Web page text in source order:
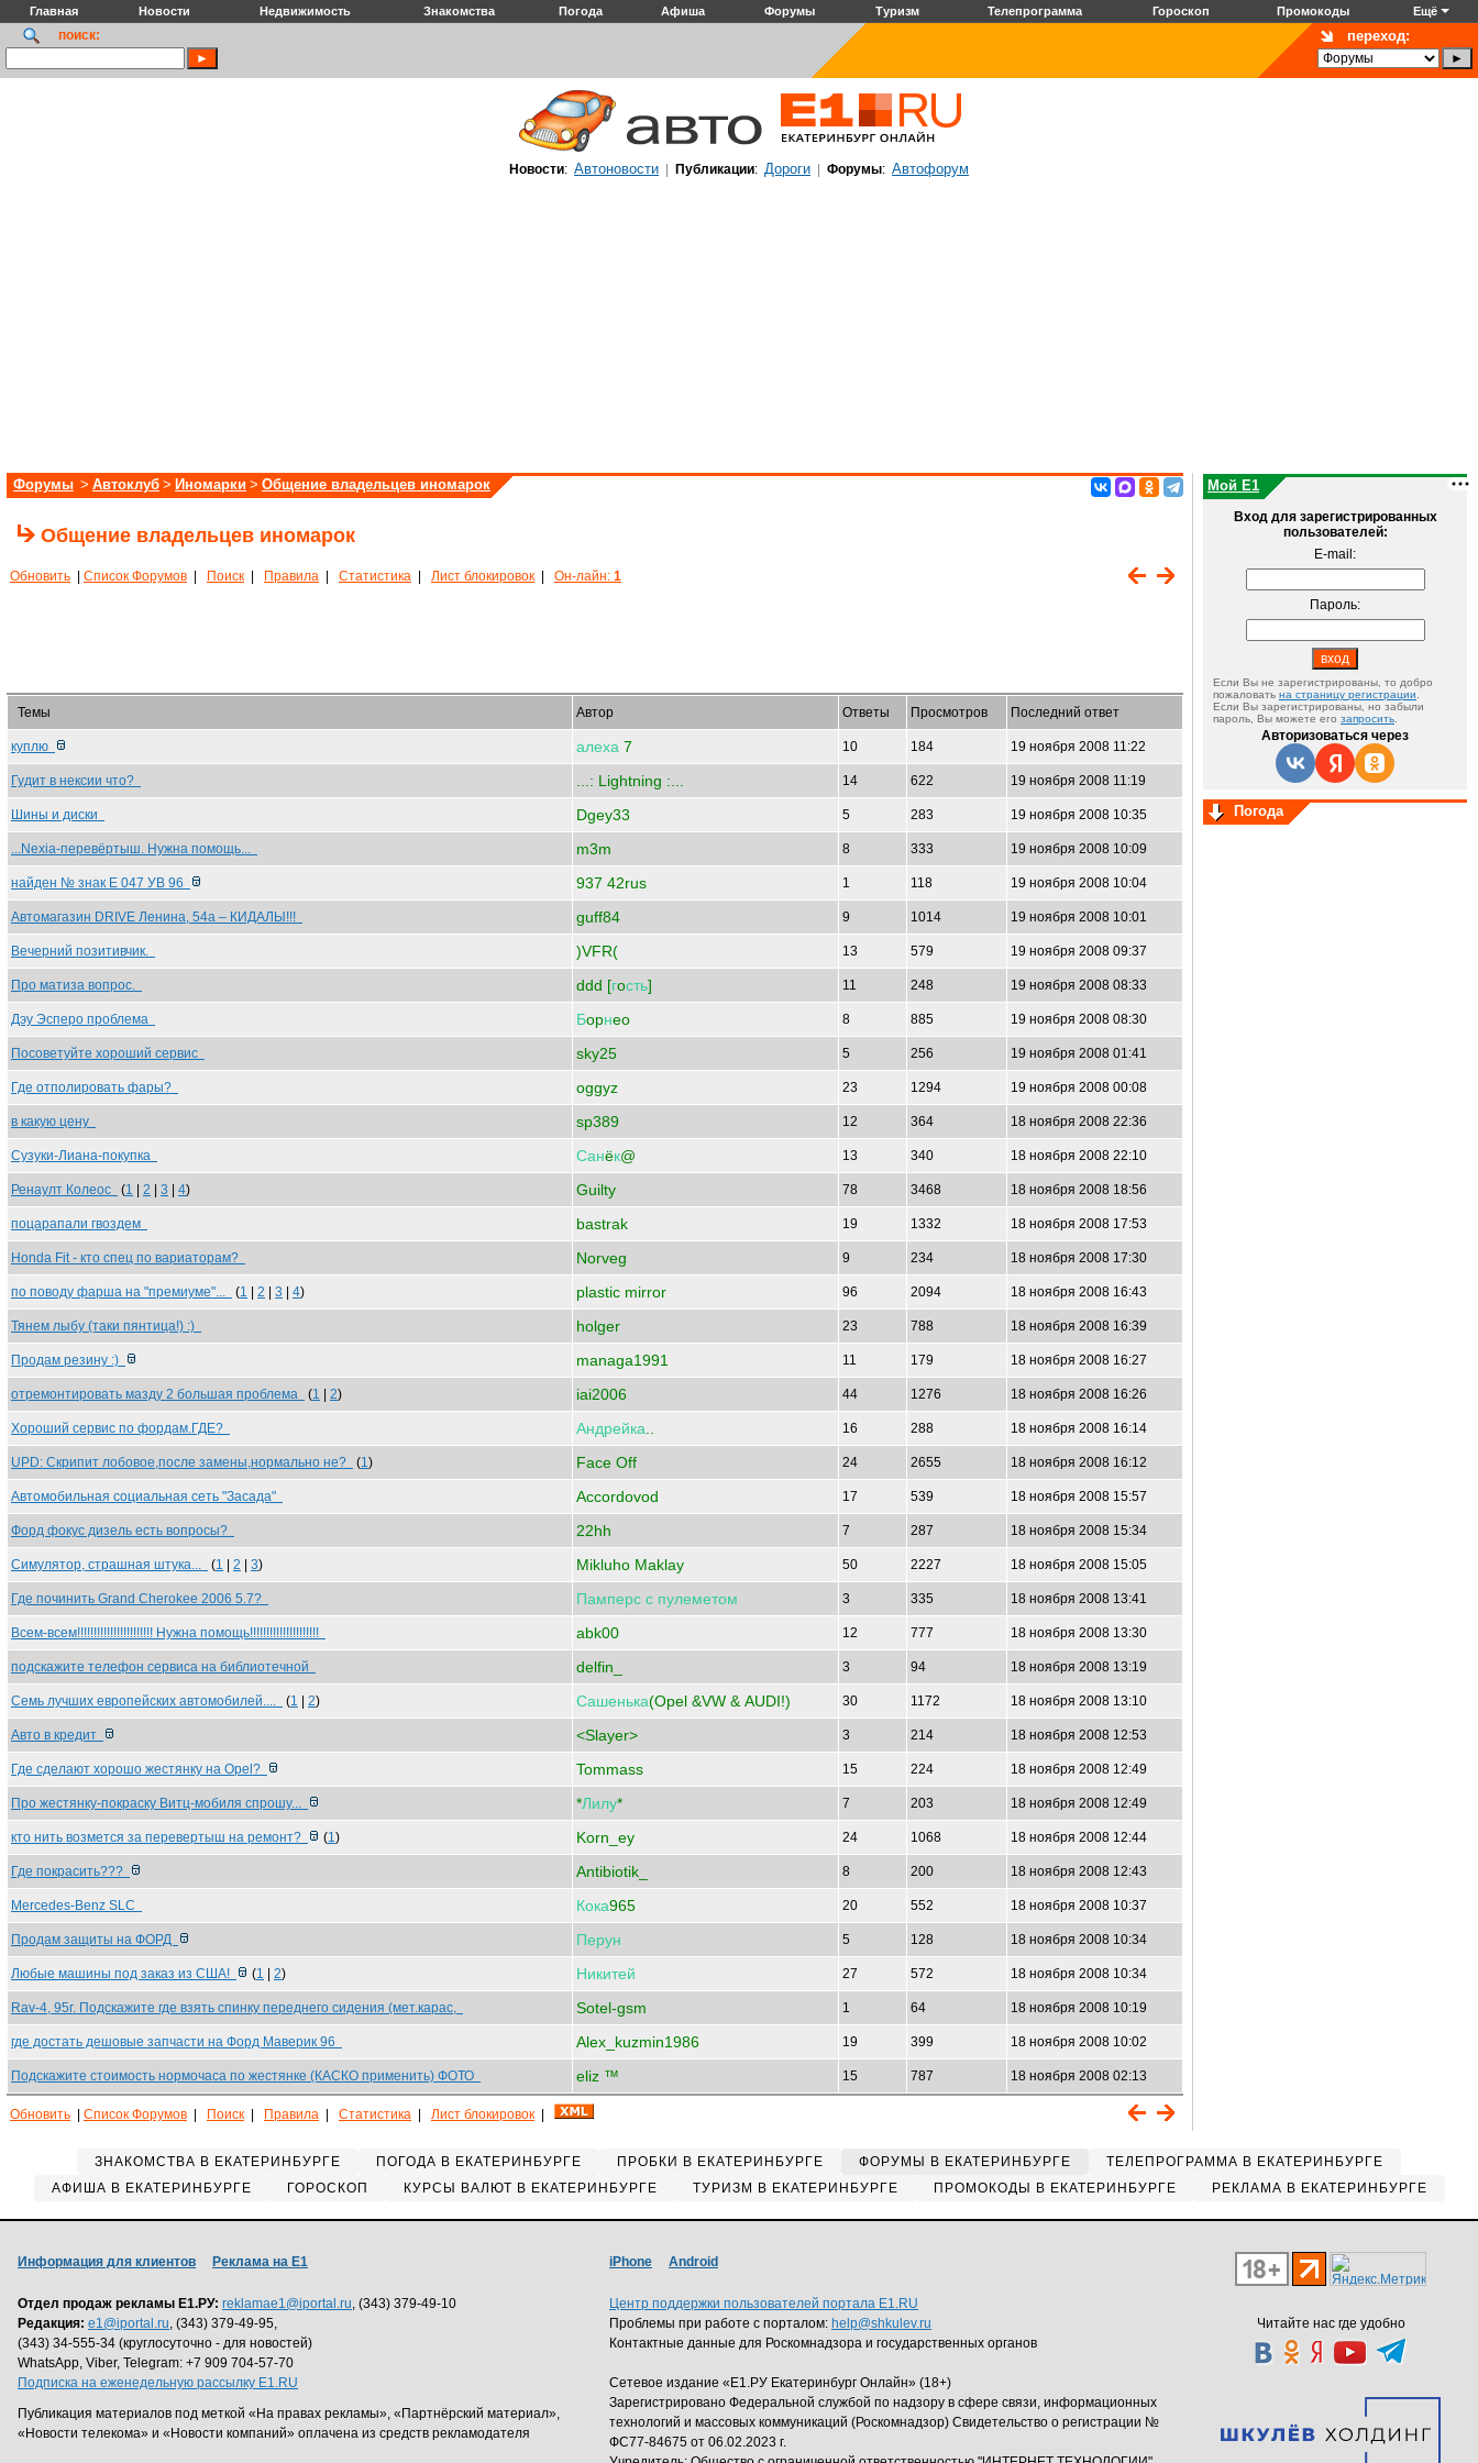
Главная Новости Недвижимость Знакомства Погода Афиша Форумы Туризм Телепрограмма Гороскоп Промокоды Ещё
поиск: переход:
Новости: Автоновости Публикации: Дороги Форумы: Автофорум
Форумы > Автоклуб > Иномарки > Общение владельцев иномарок
Общение владельцев иномарок
Обновить Список Форумов Поиск Правила Статистика Лист блокировок Он-лайн: 1
Темы Автор Ответы Просмотров Последний ответ
куплю алеха 7 10 184 19 ноября 2008 11:22
Гудит в нексии что? ...: Lightning :... 14 622 19 ноября 2008 11:19
Шины и диски Dgey33 5 283 19 ноября 2008 10:35
...Nexia-перевёртыш. Нужна помощь... m3m 8 333 19 ноября 2008 10:09
найден № знак Е 047 УВ 96 937 42rus 1 118 19 ноября 2008 10:04
Автомагазин DRIVE Ленина, 54а – КИДАЛЫ!!! guff84 9 1014 19 ноября 2008 10:01
Вечерний позитивчик. )VFR( 13 579 19 ноября 2008 09:37
Про матиза вопрос. ddd [гoсть] 11 248 19 ноября 2008 08:33
Дэу Эсперо проблема Бopнeo 8 885 19 ноября 2008 08:30
Посоветуйте хороший сервис sky25 5 256 19 ноября 2008 01:41
Где отполировать фары? oggyz 23 1294 19 ноября 2008 00:08
в какую цену sp389 12 364 18 ноября 2008 22:36
Сузуки-Лиана-покупка Санёк@ 13 340 18 ноября 2008 22:10
Ренаулт Колеос (1 2 3 4) Guilty 78 3468 18 ноября 2008 18:56
поцарапали гвоздем bastrak 19 1332 18 ноября 2008 17:53
Honda Fit - кто спец по вариаторам? Norveg 9 234 18 ноября 2008 17:30
по поводу фарша на "премиуме"... (1 2 3 4) plastic mirror 96 2094 18 ноября 2008 16:43
Тянем лыбу (таки пянтица!) :) holger 23 788 18 ноября 2008 16:39
Продам резину :) managa1991 11 179 18 ноября 2008 16:27
отремонтировать мазду 2 большая проблема (1 2) iai2006 44 1276 18 ноября 2008 16:26
Хороший сервис по фордам.ГДЕ? Андрейка 16 288 18 ноября 2008 16:14
UPD: Скрипит лобовое,после замены,нормально не? (1) Face Off 24 2655 18 ноября 2008 16:12
Автомобильная социальная сеть "Засада" Accordovod 17 539 18 ноября 2008 15:57
Форд фокус дизель есть вопросы? 22hh 7 287 18 ноября 2008 15:34
Симулятор, страшная штука... (1 2 3) Mikluho Maklay 50 2227 18 ноября 2008 15:05
Где починить Grand Cherokee 2006 5.7? Памперс с пулеметом 3 335 18 ноября 2008 13:41
Всем-всем!!!!!!!!!!!!!!!!!!!!!!! Нужна помощь!!!!!!!!!!!!!!!!!!!!! abk00 12 777 18 ноября 2008 13:30
подскажите телефон сервиса на библиотечной delfin_ 3 94 18 ноября 2008 13:19
Семь лучших европейских автомобилей.... (1 2) Сашенька(Opel &VW & AUDI!) 30 1172 18 ноября 2008 13:10
Авто в кредит <Slayer> 3 214 18 ноября 2008 12:53
Где сделают хорошо жестянку на Opel? Tommass 15 224 18 ноября 2008 12:49
Про жестянку-покраску Витц-мобиля спрошу... *Лилу* 7 203 18 ноября 2008 12:49
кто нить возмется за перевертыш на ремонт? (1) Korn_ey 24 1068 18 ноября 2008 12:44
Где покрасить??? Antibiotik_ 8 200 18 ноября 2008 12:43
Mercedes-Benz SLC Кока965 20 552 18 ноября 2008 10:37
Продам защиты на ФОРД Перун 5 128 18 ноября 2008 10:34
Любые машины под заказ из США! (1 2) Никитей 27 572 18 ноября 2008 10:34
Rav-4, 95г. Подскажите где взять спинку переднего сидения (мет.карас, Sotel-gsm 1 64 18 ноября 2008 10:19
где достать дешовые запчасти на Форд Маверик 96 Alex_kuzmin1986 19 399 18 ноября 2008 10:02
Подскажите стоимость нормочаса по жестянке (КАСКО применить) ФОТО eliz ™ 15 787 18 ноября 2008 02:13
Обновить Список Форумов Поиск Правила Статистика Лист блокировок
Мой E1
Вход для зарегистрированных
пользователей:
E-mail:
Пароль:
Если Вы не зарегистрированы, то добро
пожаловать на страницу регистрации
Если Вы зарегистрированы, но забыли
пароль, Вы можете его запросить
Авторизоваться через
Погода
ЗНАКОМСТВА В ЕКАТЕРИНБУРГЕ ПОГОДА В ЕКАТЕРИНБУРГЕ ПРОБКИ В ЕКАТЕРИНБУРГЕ ФОРУМЫ В ЕКАТЕРИНБУРГЕ
ТЕЛЕПРОГРАММА В ЕКАТЕРИНБУРГЕ
АФИША В ЕКАТЕРИНБУРГЕ
ГОРОСКОП КУРСЫ ВАЛЮТ В ЕКАТЕРИНБУРГЕ ТУРИЗМ В ЕКАТЕРИНБУРГЕ ПРОМОКОДЫ В ЕКАТЕРИНБУРГЕ РЕКЛАМА В ЕКАТЕРИНБУРГЕ
Читайте нас где удобно
Информация для клиентов Реклама на Е1
Отдел продаж рекламы Е1.РУ: reklamae1@iportal.ru, (343) 379-49-10
Редакция: e1@iportal.ru, (343) 379-49-95,
(343) 34-555-34 (круглосуточно - для новостей)
WhatsApp, Viber, Telegram: +7 909 704-57-70
Подписка на еженедельную рассылку E1.RU
Публикация материалов под меткой «На правах рекламы», «Партнёрский материал»,
«Новости телекома» и «Новости компаний» оплачена из средств рекламодателя
iPhone Android
Центр поддержки пользователей портала E1.RU
Проблемы при работе с порталом: help@shkulev.ru
Контактные данные для Роскомнадзора и государственных органов
Сетевое издание «Е1.РУ Екатеринбург Онлайн» (18+)
Зарегистрировано Федеральной службой по надзору в сфере связи, информационных
технологий и массовых коммуникаций (Роскомнадзор) Свидетельство о регистрации №
ФС77-84675 от 06.02.2023 г.